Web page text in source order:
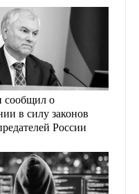
сообщил о
в силу законов
России